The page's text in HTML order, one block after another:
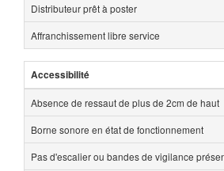
Distributeur prêt à poster
Affranchissement libre service
Accessibilité
Absence de ressaut de plus de 2cm de haut
Borne sonore en état de fonctionnement
Pas d'escalier ou bandes de vigilance